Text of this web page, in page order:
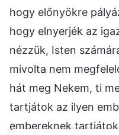
hogy előnyökre
hogy elnyerjék az
nézzük, Isten
mivolta nem
hát meg Nekem, ti
tartjátok az ilyen
embereknek